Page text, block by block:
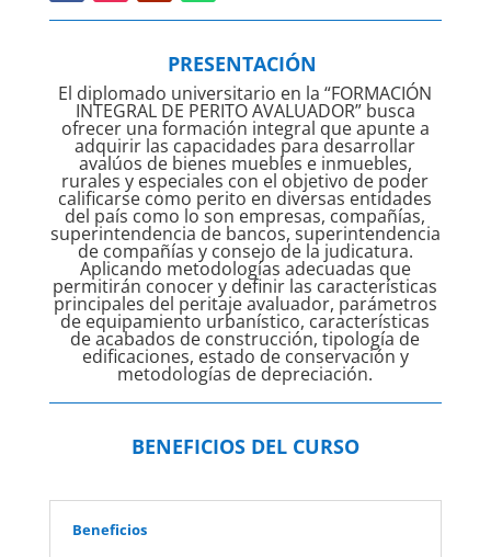
PRESENTACIÓN
El diplomado universitario en la “FORMACIÓN
INTEGRAL DE PERITO AVALUADOR” busca
ofrecer una formación integral que apunte a
adquirir las capacidades para desarrollar
avalúos de bienes muebles e inmuebles,
rurales y especiales con el objetivo de poder
calificarse como perito en diversas entidades
del país como lo son empresas, compañías,
superintendencia de bancos, superintendencia
de compañías y consejo de la judicatura.
Aplicando metodologías adecuadas que
permitirán conocer y definir las características
principales del peritaje avaluador, parámetros
de equipamiento urbanístico, características
de acabados de construcción, tipología de
edificaciones, estado de conservación y
metodologías de depreciación.
BENEFICIOS DEL CURSO
Beneficios